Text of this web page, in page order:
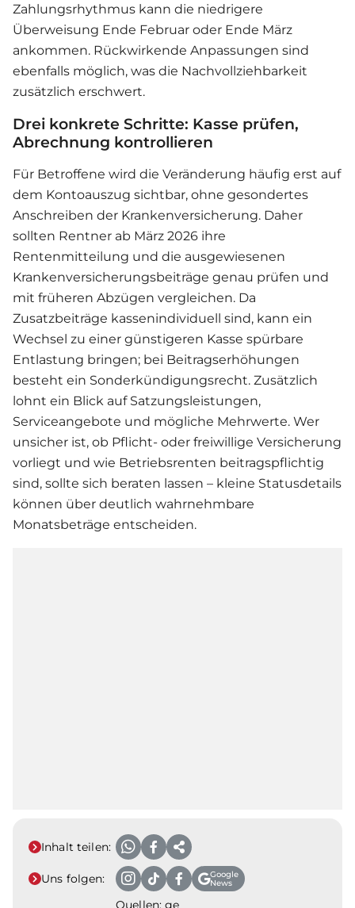
Zahlungsrhythmus kann die niedrigere
Überweisung Ende Februar oder Ende März
ankommen. Rückwirkende Anpassungen sind
ebenfalls möglich, was die Nachvollziehbarkeit
zusätzlich erschwert.
Drei konkrete Schritte: Kasse prüfen,
Abrechnung kontrollieren
Für Betroffene wird die Veränderung häufig erst auf
dem Kontoauszug sichtbar, ohne gesondertes
Anschreiben der Krankenversicherung. Daher
sollten Rentner ab März 2026 ihre
Rentenmitteilung und die ausgewiesenen
Krankenversicherungsbeiträge genau prüfen und
mit früheren Abzügen vergleichen. Da
Zusatzbeiträge kassenindividuell sind, kann ein
Wechsel zu einer günstigeren Kasse spürbare
Entlastung bringen; bei Beitragserhöhungen
besteht ein Sonderkündigungsrecht. Zusätzlich
lohnt ein Blick auf Satzungsleistungen,
Serviceangebote und mögliche Mehrwerte. Wer
unsicher ist, ob Pflicht- oder freiwillige Versicherung
vorliegt und wie Betriebsrenten beitragspflichtig
sind, sollte sich beraten lassen – kleine Statusdetails
können über deutlich wahrnehmbare
Monatsbeträge entscheiden.
Inhalt teilen:
Uns folgen:
Google
News
Quellen: ge